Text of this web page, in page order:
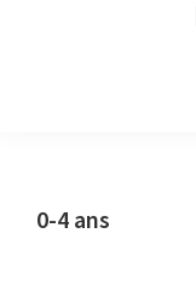
de
0-4 ans